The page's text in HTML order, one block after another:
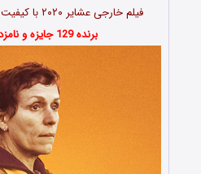
فیلم خارجی عشایر ۲۰۲۰ با کیفیت 1080p & 720p & 480p
برنده 129 جایزه و نامزد 4 گلدن گلوب